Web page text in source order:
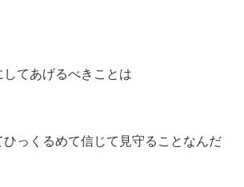
てあげるべきことは
ひっくるめて信じて見守ることなんだ